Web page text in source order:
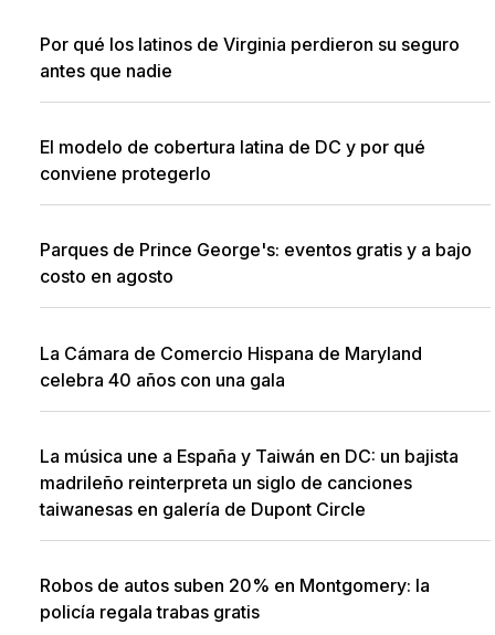
Por qué los latinos de Virginia perdieron su seguro
antes que nadie
El modelo de cobertura latina de DC y por qué
conviene protegerlo
Parques de Prince George's: eventos gratis y a bajo
costo en agosto
La Cámara de Comercio Hispana de Maryland
celebra 40 años con una gala
La música une a España y Taiwán en DC: un bajista
madrileño reinterpreta un siglo de canciones
taiwanesas en galería de Dupont Circle
Robos de autos suben 20% en Montgomery: la
policía regala trabas gratis